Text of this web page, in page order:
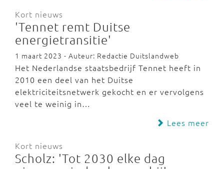
Kort nieuws
'Tennet remt Duitse
energietransitie'
1 maart 2023 - Auteur: Redactie Duitslandweb
Het Nederlandse staatsbedrijf Tennet heeft in
2010 een deel van het Duitse
elektriciteitsnetwerk gekocht en er vervolgens
veel te weinig in…
Lees meer
Kort nieuws
Scholz: 'Tot 2030 elke dag